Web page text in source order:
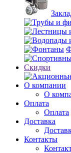
Скидки
О компании
О
Оплата
Оплата
Доставка
Контакты